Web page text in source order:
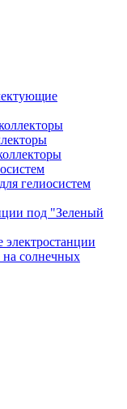
гелиосистем
под "Зеленый
на солнечных